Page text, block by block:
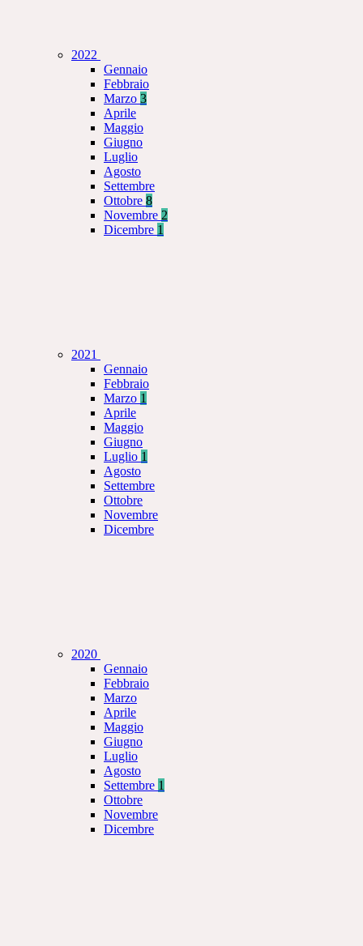
2022
Gennaio
Febbraio
Marzo 3
Aprile
Maggio
Giugno
Luglio
Agosto
Settembre
Ottobre 8
Novembre 2
Dicembre 1
2021
Gennaio
Febbraio
Marzo 1
Aprile
Maggio
Giugno
Luglio 1
Agosto
Settembre
Ottobre
Novembre
Dicembre
2020
Gennaio
Febbraio
Marzo
Aprile
Maggio
Giugno
Luglio
Agosto
Settembre 1
Ottobre
Novembre
Dicembre